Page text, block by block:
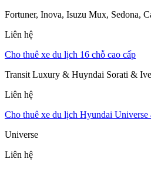
Fortuner, Inova, Isuzu Mux, Sedona,
Liên hệ
Cho thuê xe du lịch 16 chỗ cao cấp
Transit Luxury & Huyndai Sorati &
Liên hệ
Cho thuê xe du lịch Hyundai Universe
Universe
Liên hệ